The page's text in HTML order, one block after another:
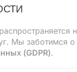
Мы заботимся
(GDPR).